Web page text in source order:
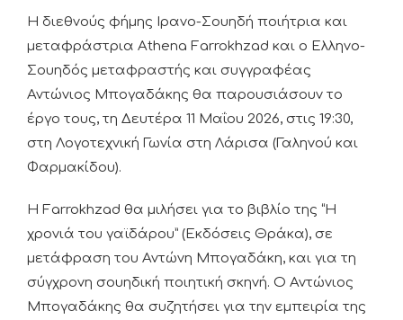
Η διεθνούς φήμης Ιρανο-Σουηδή ποιήτρια και
μεταφράστρια Athena Farrokhzad και ο Ελληνο-
Σουηδός μεταφραστής και συγγραφέας
Αντώνιος Μπογαδάκης θα παρουσιάσουν το
έργο τους, τη Δευτέρα 11 Μαΐου 2026, στις 19:30,
στη Λογοτεχνική Γωνία στη Λάρισα (Γαληνού και
Φαρμακίδου).
Η Farrokhzad θα μιλήσει για το βιβλίο της “Η
χρονιά του γαϊδάρου” (Εκδόσεις Θράκα), σε
μετάφραση του Αντώνη Μπογαδάκη, και για τη
σύγχρονη σουηδική ποιητική σκηνή. Ο Αντώνιος
Μπογαδάκης θα συζητήσει για την εμπειρία της